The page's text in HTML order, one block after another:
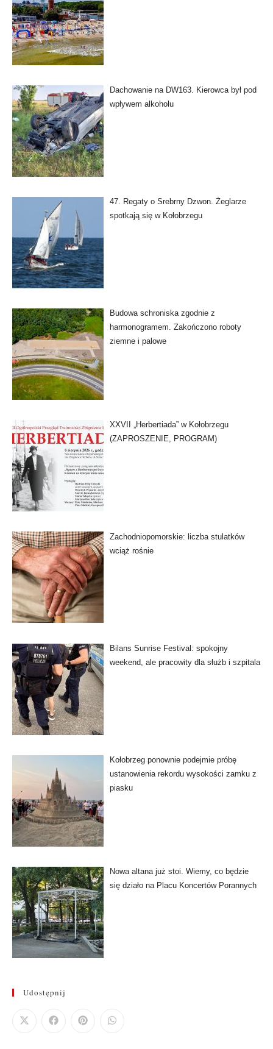
Dachowanie na DW163. Kierowca był pod
wpływem alkoholu
47. Regaty o Srebrny Dzwon. Żeglarze
spotkają się w Kołobrzegu
Budowa schroniska zgodnie z
harmonogramem. Zakończono roboty
ziemne i palowe
XXVII „Herbertiada” w Kołobrzegu
(ZAPROSZENIE, PROGRAM)
Zachodniopomorskie: liczba stulatków
wciąż rośnie
Bilans Sunrise Festival: spokojny
weekend, ale pracowity dla służb i szpitala
Kołobrzeg ponownie podejmie próbę
ustanowienia rekordu wysokości zamku z
piasku
Nowa altana już stoi. Wiemy, co będzie
się działo na Placu Koncertów Porannych
Udostępnij